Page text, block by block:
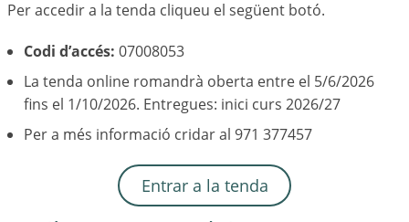
Per accedir a la tenda cliqueu el següent botó.
Codi d’accés: 07008053
La tenda online romandrà oberta entre el 5/6/2026
fins el 1/10/2026. Entregues: inici curs 2026/27
Per a més informació cridar al 971 377457
Entrar a la tenda